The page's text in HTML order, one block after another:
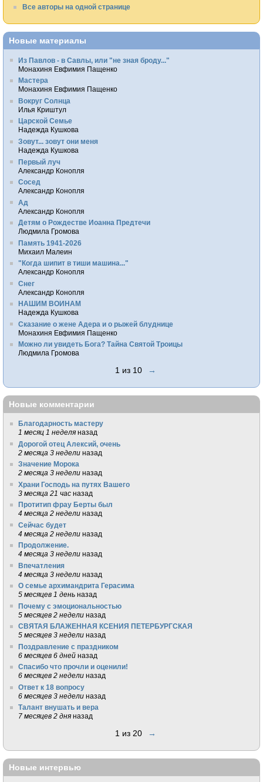
Все авторы на одной странице
Новые материалы
Из Павлов - в Савлы, или "не зная броду..."
Монахиня Евфимия Пащенко
Мастера
Монахиня Евфимия Пащенко
Вокруг Солнца
Илья Криштул
Царской Семье
Надежда Кушкова
Зовут... зовут они меня
Надежда Кушкова
Первый луч
Александр Конопля
Сосед
Александр Конопля
Ад
Александр Конопля
Детям о Рождестве Иоанна Предтечи
Людмила Громова
Память 1941-2026
Михаил Малеин
"Когда шипит в тиши машина..."
Александр Конопля
Снег
Александр Конопля
НАШИМ ВОИНАМ
Надежда Кушкова
Сказание о жене Адера и о рыжей блуднице
Монахиня Евфимия Пащенко
Можно ли увидеть Бога? Тайна Святой Троицы
Людмила Громова
1 из 10 →
Новые комментарии
Благодарность мастеру
1 месяц 1 неделя назад
Дорогой отец Алексий, очень
2 месяца 3 недели назад
Значение Морока
2 месяца 3 недели назад
Храни Господь на путях Вашего
3 месяца 21 час назад
Протитип фрау Берты был
4 месяца 2 недели назад
Сейчас будет
4 месяца 2 недели назад
Продолжение.
4 месяца 3 недели назад
Впечатления
4 месяца 3 недели назад
О семье архимандрита Герасима
5 месяцев 1 день назад
Почему с эмоциональностью
5 месяцев 2 недели назад
СВЯТАЯ БЛАЖЕННАЯ КСЕНИЯ ПЕТЕРБУРГСКАЯ
5 месяцев 3 недели назад
Поздравление с праздником
6 месяцев 6 дней назад
Спасибо что прочли и оценили!
6 месяцев 2 недели назад
Ответ к 18 вопросу
6 месяцев 3 недели назад
Талант внушать и вера
7 месяцев 2 дня назад
1 из 20 →
Новые интервью